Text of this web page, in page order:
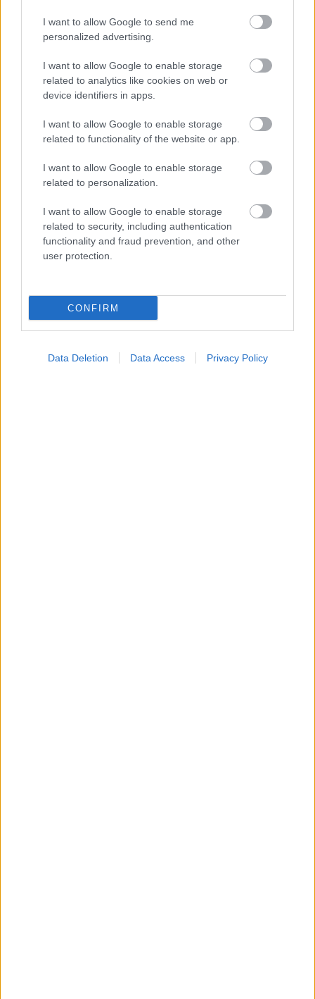
I want to allow Google to send me
personalized advertising.
I want to allow Google to enable storage
related to analytics like cookies on web or
device identifiers in apps.
I want to allow Google to enable storage
related to functionality of the website or app.
I want to allow Google to enable storage
related to personalization.
I want to allow Google to enable storage
related to security, including authentication
functionality and fraud prevention, and other
user protection.
CONFIRM
Data Deletion Data Access Privacy Policy
ΜΠΕΙΤΕ ΣΤΗ ΣΥΖΗΤΗΣΗ
Loading...
ΣΗΜΕΡΑ ΣΤΟ IATRONET.GR